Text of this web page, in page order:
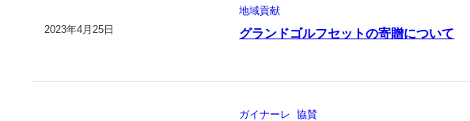
2023年4月25日
地域貢献
グランドゴルフセットの寄贈について
ガイナーレ 協賛